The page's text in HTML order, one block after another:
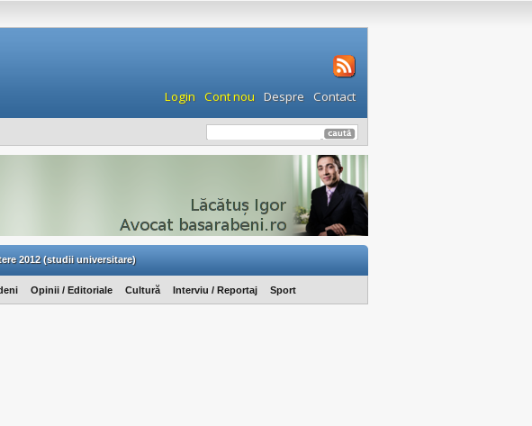
Login Cont nou Despre Contact
2012 (studii universitare)
Opinii / Editoriale Cultură Interviu / Reportaj Sport